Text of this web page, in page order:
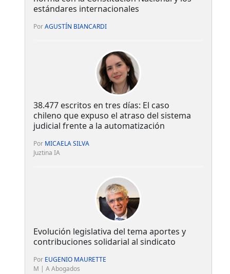
estándares internacionales
PorAGUSTÍN BIANCARDI
38.477 escritos en tres días: El caso
chileno que expuso el atraso del sistema
judicial frente a la automatización
Por MICAELA SILVA
Juztina IA
Evolución legislativa del tema aportes y
contribuciones solidarial al sindicato
Por EUGENIO MAURETTE
M | A Abogados